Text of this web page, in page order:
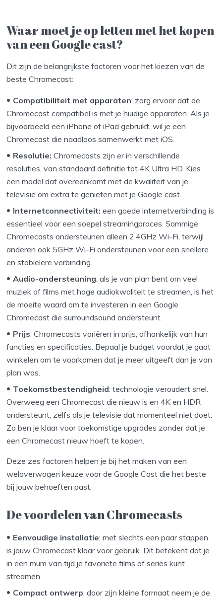
Waar moet je op letten met het kopen
van een Google cast?
Dit zijn de belangrijkste factoren voor het kiezen van de
beste Chromecast:
Compatibiliteit met apparaten: zorg ervoor dat de
Chromecast compatibel is met je huidige apparaten. Als je
bijvoorbeeld een iPhone of iPad gebruikt, wil je een
Chromecast die naadloos samenwerkt met iOS.
Resolutie: Chromecasts zijn er in verschillende
resoluties, van standaard definitie tot 4K Ultra HD. Kies
een model dat overeenkomt met de kwaliteit van je
televisie om extra te genieten met je Google cast.
Internetconnectiviteit: een goede internetverbinding is
essentieel voor een soepel streamingproces. Sommige
Chromecasts ondersteunen alleen 2.4GHz Wi-Fi, terwijl
anderen ook 5GHz Wi-Fi ondersteunen voor een snellere
en stabielere verbinding.
Audio-ondersteuning: als je van plan bent om veel
muziek of films met hoge audiokwaliteit te streamen, is het
de moeite waard om te investeren in een Google
Chromecast die surroundsound ondersteunt.
Prijs: Chromecasts variëren in prijs, afhankelijk van hun
functies en specificaties. Bepaal je budget voordat je gaat
winkelen om te voorkomen dat je meer uitgeeft dan je van
plan was.
Toekomstbestendigheid: technologie veroudert snel.
Overweeg een Chromecast die nieuw is en 4K en HDR
ondersteunt, zelfs als je televisie dat momenteel niet doet.
Zo ben je klaar voor toekomstige upgrades zonder dat je
een Chromecast nieuw hoeft te kopen.
Deze zes factoren helpen je bij het maken van een
weloverwogen keuze voor de Google Cast die het beste
bij jouw behoeften past.
De voordelen van Chromecasts
Eenvoudige installatie: met slechts een paar stappen
is jouw Chromecast klaar voor gebruik. Dit betekent dat je
in een mum van tijd je favoriete films of series kunt
streamen.
Compact ontwerp: door zijn kleine formaat neem je de